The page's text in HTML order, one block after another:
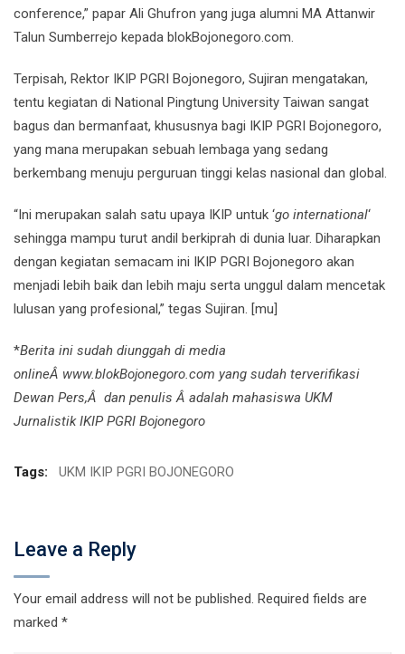
conference,” papar Ali Ghufron yang juga alumni MA Attanwir
Talun Sumberrejo kepada blokBojonegoro.com.
Terpisah, Rektor IKIP PGRI Bojonegoro, Sujiran mengatakan,
tentu kegiatan di National Pingtung University Taiwan sangat
bagus dan bermanfaat, khususnya bagi IKIP PGRI Bojonegoro,
yang mana merupakan sebuah lembaga yang sedang
berkembang menuju perguruan tinggi kelas nasional dan global.
“Ini merupakan salah satu upaya IKIP untuk ‘go international‘
sehingga mampu turut andil berkiprah di dunia luar. Diharapkan
dengan kegiatan semacam ini IKIP PGRI Bojonegoro akan
menjadi lebih baik dan lebih maju serta unggul dalam mencetak
lulusan yang profesional,” tegas Sujiran. [mu]
*Berita ini sudah diunggah di media
onlineÂ www.blokBojonegoro.com yang sudah terverifikasi
Dewan Pers,Â dan penulis Â adalah mahasiswa UKM
Jurnalistik IKIP PGRI Bojonegoro
Tags: UKM IKIP PGRI BOJONEGORO
Leave a Reply
Your email address will not be published. Required fields are
marked *